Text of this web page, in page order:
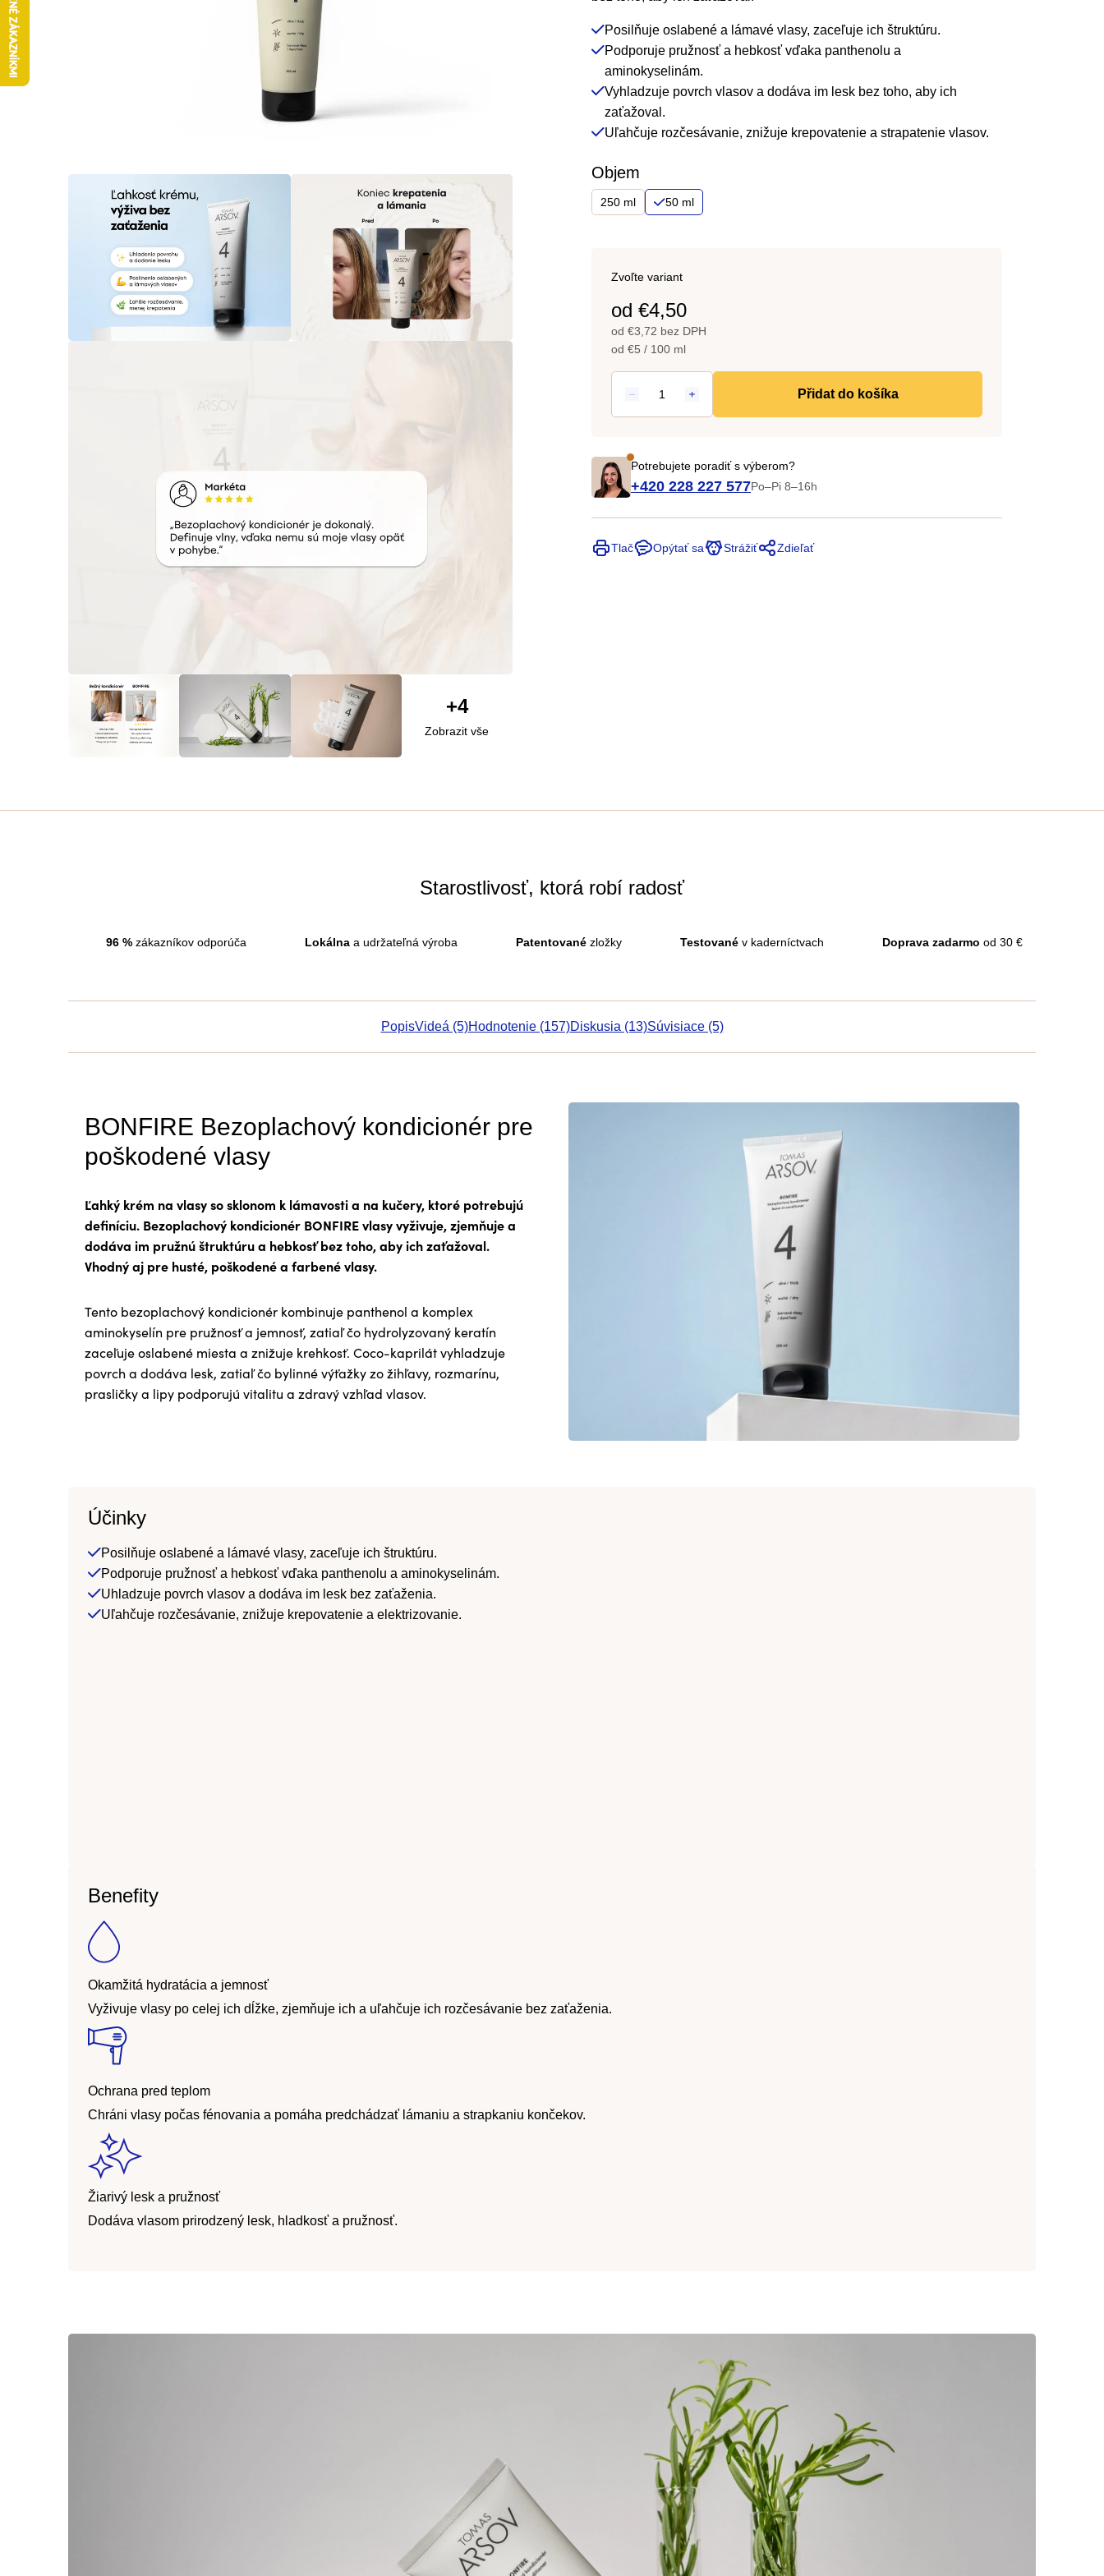
+4
Zobrazit vše
z
5
hviezdičiek.
Posilňuje oslabené a lámavé vlasy, zaceľuje ich štruktúru.
Podporuje pružnosť a hebkosť vďaka panthenolu a
aminokyselinám.
Vyhladzuje povrch vlasov a dodáva im lesk bez toho, aby ich
zaťažoval.
Uľahčuje rozčesávanie, znižuje krepovatenie a strapatenie vlasov.
Objem
250 ml 50 ml
od €4,50
od €3,72 bez DPH
Jednotková
cena:
od €5 / 100 ml
Zvoľte variant
do košíka
Potrebujete poradiť s výberom?
+420 228 227 577Po–Pi 8–16h
Tlač Opýtať sa Strážiť Zdieľať
Starostlivosť, ktorá robí radosť
96 % zákazníkov odporúča Lokálna a udržateľná výroba Patentované zložky Testované v kaderníctvach Doprava zadarmo od 30 €
Popis Súvisiace (5)
Videá (5)Hodnotenie (157)Diskusia (13)
BONFIRE Bezoplachový kondicionér pre
poškodené vlasy
Ľahký krém na vlasy so sklonom k lámavosti a na kučery, ktoré potrebujú
definíciu. Bezoplachový kondicionér BONFIRE vlasy vyživuje, zjemňuje a
dodáva im pružnú štruktúru a hebkosť bez toho, aby ich zaťažoval.
Vhodný aj pre husté, poškodené a farbené vlasy.
Tento bezoplachový kondicionér kombinuje panthenol a komplex
aminokyselín pre pružnosť a jemnosť, zatiaľ čo hydrolyzovaný keratín
zaceľuje oslabené miesta a znižuje krehkosť. Coco-kaprilát vyhladzuje
povrch a dodáva lesk, zatiaľ čo bylinné výťažky zo žihľavy, rozmarínu,
prasličky a lipy podporujú vitalitu a zdravý vzhľad vlasov.
Účinky
Posilňuje oslabené a lámavé vlasy, zaceľuje ich štruktúru.
Podporuje pružnosť a hebkosť vďaka panthenolu a aminokyselinám.
Uhladzuje povrch vlasov a dodáva im lesk bez zaťaženia.
Uľahčuje rozčesávanie, znižuje krepovatenie a elektrizovanie.
Benefity
Okamžitá hydratácia a jemnosť
Vyživuje vlasy po celej ich dĺžke, zjemňuje ich a uľahčuje ich rozčesávanie bez zaťaženia.
Ochrana pred teplom
Chráni vlasy počas fénovania a pomáha predchádzať lámaniu a strapkaniu končekov.
Žiarivý lesk a pružnosť
Dodáva vlasom prirodzený lesk, hladkosť a pružnosť.